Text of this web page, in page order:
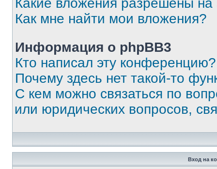
Какие вложения разрешены
Как мне найти мои вложения?
Информация о phpBB3
Кто написал эту конференцию?
Почему здесь нет такой-то
С кем можно связаться по
или юридических вопросов,
Вход на